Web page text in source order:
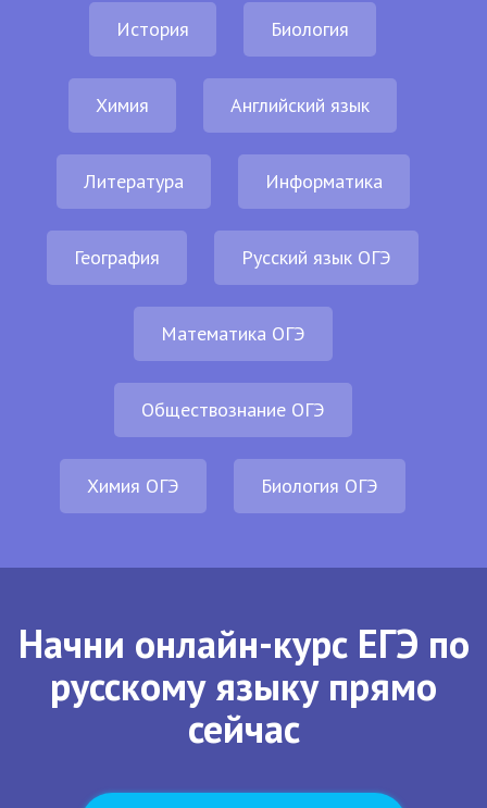
История Биология
Химия Английский язык
Литература Информатика
География Русский язык ОГЭ
Математика ОГЭ
Обществознание ОГЭ
Химия ОГЭ Биология ОГЭ
Начни онлайн-курс ЕГЭ по
русскому языку прямо
сейчас